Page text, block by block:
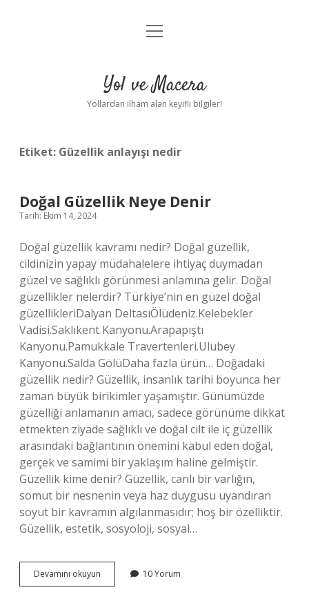
Anasayfa
Yasal Uyarı
menüyü
Yol ve Macera
Yollardan ilham alan keyifli bilgiler!
Etiket: Güzellik anlayışı nedir
Doğal Güzellik Neye Denir
Tarih: Ekim 14, 2024
Doğal güzellik kavramı nedir? Doğal güzellik,
cildinizin yapay müdahalelere ihtiyaç duymadan
güzel ve sağlıklı görünmesi anlamına gelir. Doğal
güzellikler nelerdir? Türkiye’nin en güzel doğal
güzellikleriDalyan DeltasıÖlüdeniz.Kelebekler
Vadisi.Saklıkent Kanyonu.Arapapıştı
Kanyonu.Pamukkale Travertenleri.Ulubey
Kanyonu.Salda GölüDaha fazla ürün… Doğadaki
güzellik nedir? Güzellik, insanlık tarihi boyunca her
zaman büyük birikimler yaşamıştır. Günümüzde
güzelliği anlamanın amacı, sadece görünüme dikkat
etmekten ziyade sağlıklı ve doğal cilt ile iç güzellik
arasındaki bağlantının önemini kabul eden doğal,
gerçek ve samimi bir yaklaşım haline gelmiştir.
Güzellik kime denir? Güzellik, canlı bir varlığın,
somut bir nesnenin veya haz duygusu uyandıran
soyut bir kavramın algılanmasıdır; hoş bir özelliktir.
Güzellik, estetik, sosyoloji, sosyal…
Devamını okuyun
Güzellik
10 Yorum